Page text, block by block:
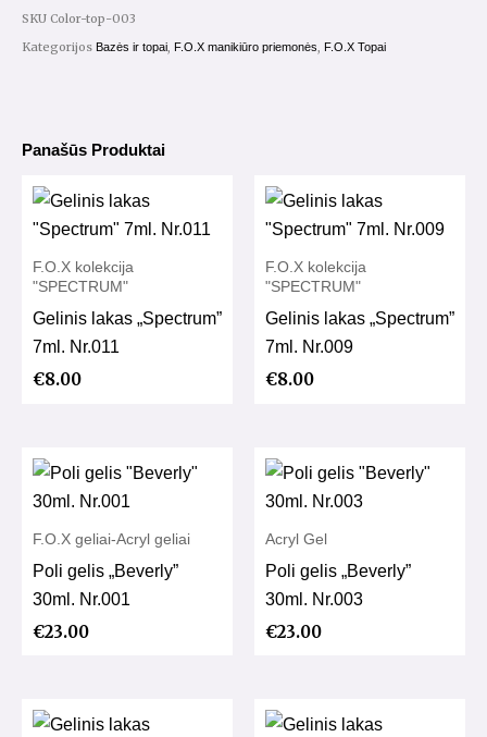
7ml.
SKU Color-top-003
Kategorijos Bazės ir topai, F.O.X manikiūro priemonės, F.O.X Topai
Panašūs Produktai
F.O.X kolekcija
"SPECTRUM"
Gelinis lakas „Spectrum”
7ml. Nr.011
€8.00
F.O.X kolekcija
"SPECTRUM"
Gelinis lakas „Spectrum”
7ml. Nr.009
€8.00
F.O.X geliai-Acryl geliai
Poli gelis „Beverly”
30ml. Nr.001
€23.00
Acryl Gel
Poli gelis „Beverly”
30ml. Nr.003
€23.00